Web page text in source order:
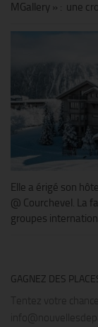
MGallery » : une
Elle a érigé son
@ Courchevel. La
groupes
GAGNEZ DES
Tentez votre